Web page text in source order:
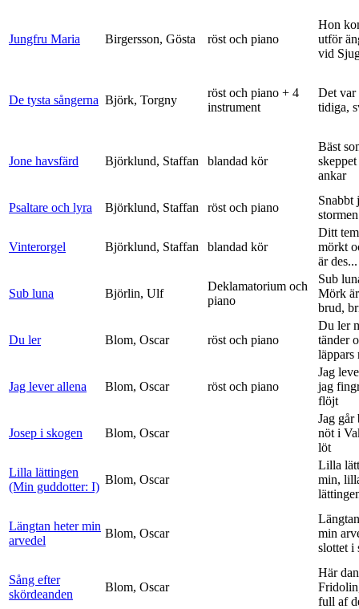
Jungfru Maria Birgersson, Gösta röst och piano
Hon
utför
vid
De tysta sångerna Björk, Torgny
röst och piano + 4
instrument
Det var
tidiga,
Jone havsfärd Björklund, Staffan blandad kör
Bäst
ankar
Psaltare och lyra Björklund, Staffan röst och piano
Snabbt
Vinterorgel Björklund, Staffan blandad kör
Ditt
mörkt
är des...
Sub luna Björlin, Ulf
Deklamatorium och
piano
Sub
Mörk
brud,
Du ler Blom, Oscar röst och piano
Du ler
tänder
läppars
Jag lever allena Blom, Oscar röst och piano
Jag
jag
flöjt
Josep i skogen Blom, Oscar
Jag går
nöt i
löt
Lilla lättingen
(Min guddotter: I)
Blom, Oscar
Lilla
min,
Längtan heter min
arvedel
Blom, Oscar
min
slottet i
Sång efter
skördeanden
Blom, Oscar
Här
full af